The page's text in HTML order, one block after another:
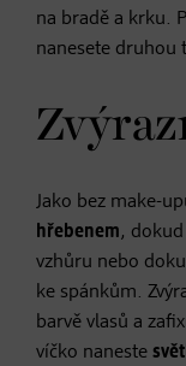
na bradě a krku.
nanesete druhou
Jako bez make-
hřebenem,
vzhůru nebo
ke spánkům.
barvě vlasů a
víčko naneste